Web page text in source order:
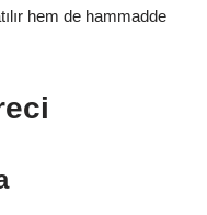
hem de hammadde